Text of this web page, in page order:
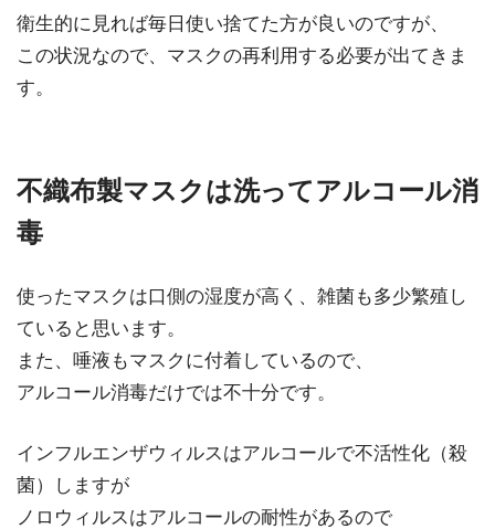
衛生的に見れば毎日使い捨てた方が良いのですが、
この状況なので、マスクの再利用する必要が出てきま
す。
不織布製マスクは洗ってアルコール消
毒
使ったマスクは口側の湿度が高く、雑菌も多少繁殖し
ていると思います。
また、唾液もマスクに付着しているので、
アルコール消毒だけでは不十分です。
インフルエンザウィルスはアルコールで不活性化（殺
菌）しますが
ノロウィルスはアルコールの耐性があるので